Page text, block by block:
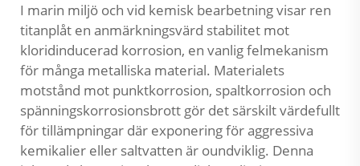
I marin miljö och vid kemisk bearbetning visar ren
titanplåt en anmärkningsvärd stabilitet mot
kloridinducerad korrosion, en vanlig felmekanism
för många metalliska material. Materialets
motstånd mot punktkorrosion, spaltkorrosion och
spänningskorrosionsbrott gör det särskilt värdefullt
för tillämpningar där exponering för aggressiva
kemikalier eller saltvatten är oundviklig. Denna